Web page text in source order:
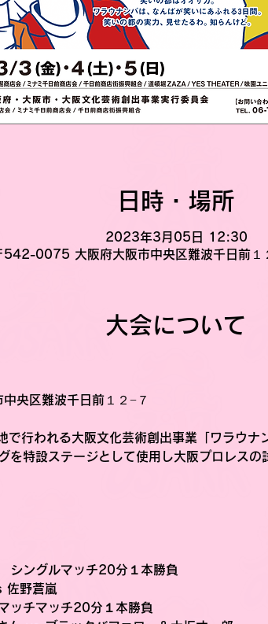
日時・場所
2023年3月05日 12:30
542-0075 大阪府大阪市中央区難波千日前１
大会について
央区難波千日前１２−７
で行われる大阪文化芸術創出事業「ワラウナ
を特設ステージとして使用し大阪プロレスの
シングルマッチ20分１本勝負
佐野蒼嵐
ッチマッチ20分１本勝負